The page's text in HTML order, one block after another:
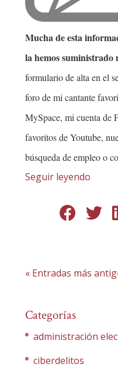
Mucha de esta
la hemos suministrado
formulario de alta en el
foro de mi cantante
MySpace, mi cuenta de
favoritos de Youtube,
búsqueda de empleo o
Seguir leyendo
« Entradas más
Categorías
administración
ciberdelitos